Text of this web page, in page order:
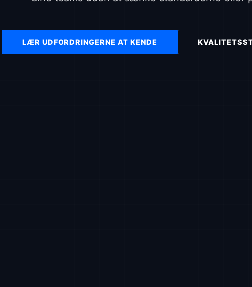
LÆR UDFORDRINGERNE AT KENDE